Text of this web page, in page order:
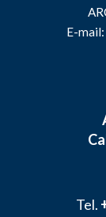
E-mail:
Tel.